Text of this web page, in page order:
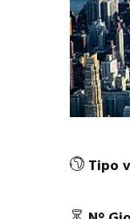
Tipo